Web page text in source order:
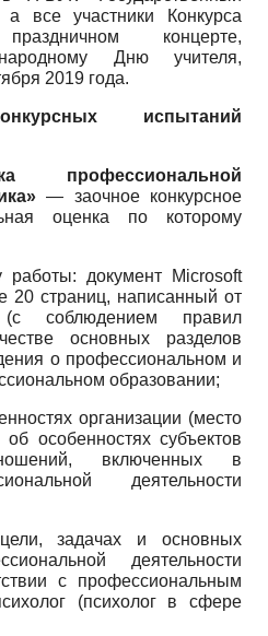
а все участники Конкурса
концерте,
Дню учителя,
2019 года.
испытаний
профессиональной
— заочное конкурсное
оценка по которому
работы: документ
Microsoft
20 страниц, написанный от
(с соблюдением правил
основных разделов
о профессиональном и
образовании;
организации (место
особенностях субъектов
включенных в
деятельности
задачах и основных
деятельности
с профессиональным
(психолог в сфере